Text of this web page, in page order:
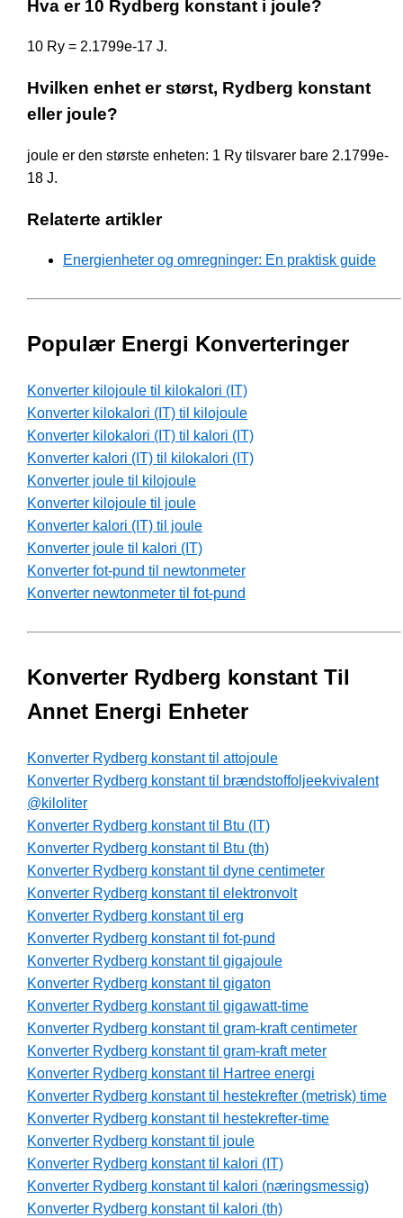
Hva er 10 Rydberg konstant i joule?
10 Ry = 2.1799e-17 J.
Hvilken enhet er størst, Rydberg konstant
eller joule?
joule er den største enheten: 1 Ry tilsvarer bare 2.1799e-
18 J.
Relaterte artikler
Energienheter og omregninger: En praktisk guide
Populær Energi Konverteringer
Konverter kilojoule til kilokalori (IT)
Konverter kilokalori (IT) til kilojoule
Konverter kilokalori (IT) til kalori (IT)
Konverter kalori (IT) til kilokalori (IT)
Konverter joule til kilojoule
Konverter kilojoule til joule
Konverter kalori (IT) til joule
Konverter joule til kalori (IT)
Konverter fot-pund til newtonmeter
Konverter newtonmeter til fot-pund
Konverter Rydberg konstant Til
Annet Energi Enheter
Konverter Rydberg konstant til attojoule
Konverter Rydberg konstant til brændstoffoljeekvivalent
@kiloliter
Konverter Rydberg konstant til Btu (IT)
Konverter Rydberg konstant til Btu (th)
Konverter Rydberg konstant til dyne centimeter
Konverter Rydberg konstant til elektronvolt
Konverter Rydberg konstant til erg
Konverter Rydberg konstant til fot-pund
Konverter Rydberg konstant til gigajoule
Konverter Rydberg konstant til gigaton
Konverter Rydberg konstant til gigawatt-time
Konverter Rydberg konstant til gram-kraft centimeter
Konverter Rydberg konstant til gram-kraft meter
Konverter Rydberg konstant til Hartree energi
Konverter Rydberg konstant til hestekrefter (metrisk) time
Konverter Rydberg konstant til hestekrefter-time
Konverter Rydberg konstant til joule
Konverter Rydberg konstant til kalori (IT)
Konverter Rydberg konstant til kalori (næringsmessig)
Konverter Rydberg konstant til kalori (th)